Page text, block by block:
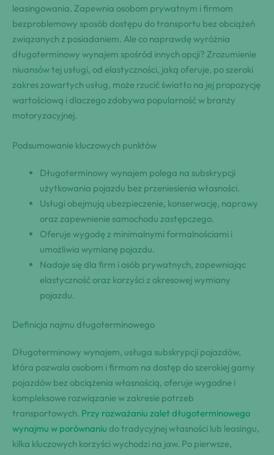
leasingowania. Zapewnia osobom prywatnym i firmom
bezproblemowy sposób dostępu do transportu bez obciążeń
związanych z posiadaniem. Ale co naprawdę wyróżnia
długoterminowy wynajem spośród innych opcji? Zrozumienie
niuansów tej usługi, od elastyczności, jaką oferuje, po szeroki
zakres zawartych usług, może rzucić światło na jej propozycję
wartościową i dlaczego zdobywa popularność w branży
motoryzacyjnej.
Podsumowanie kluczowych punktów
Długoterminowy wynajem polega na subskrypcji
użytkowania pojazdu bez przeniesienia własności.
Usługi obejmują ubezpieczenie, konserwację, naprawy
oraz zapewnienie samochodu zastępczego.
Oferuje wygodę z minimalnymi formalnościami i
umożliwia wymianę pojazdu.
Nadaje się dla firm i osób prywatnych, zapewniając
elastyczność oraz korzyści z okresowej wymiany
pojazdu.
Definicja najmu długoterminowego
Długoterminowy wynajem, usługa subskrypcji pojazdów,
która pozwala osobom i firmom na dostęp do szerokiej gamy
pojazdów bez obciążenia własnością, oferuje wygodne i
kompleksowe rozwiązanie w zakresie potrzeb
transportowych. Przy rozważaniu zalet długoterminowego
wynajmu w porównaniu do tradycyjnej własności lub leasingu,
kilka kluczowych korzyści wychodzi na jaw. Po pierwsze,